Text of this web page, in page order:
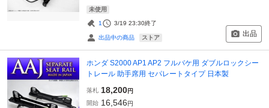
未使用
1 3/19 23:30終了
出品中の商品 ストア 出品
ホンダ S2000 AP1 AP2 フルバケ用 ダブルロックシー
トレール 助手席用 セパレートタイプ 日本製
落札 18,200円
開始 16,546円